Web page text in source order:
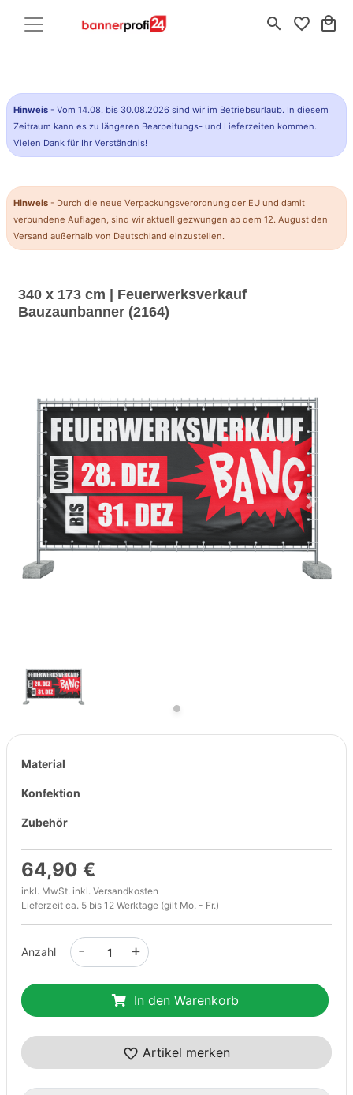
search favorite_border local_mall
Hinweis - Vom 14.08. bis 30.08.2026 sind wir im Betriebsurlaub. In diesem
Zeitraum kann es zu längeren Bearbeitungs- und Lieferzeiten kommen.
Vielen Dank für Ihr Verständnis!
Hinweis - Durch die neue Verpackungsverordnung der EU und damit
verbundene Auflagen, sind wir aktuell gezwungen ab dem 12. August den
Versand außerhalb von Deutschland einzustellen.
340 x 173 cm | Feuerwerksverkauf
Bauzaunbanner (2164)
Previous Next
Material
Konfektion
Zubehör
64,90 €
inkl. MwSt. inkl. Versandkosten
Lieferzeit ca. 5 bis 12 Werktage (gilt Mo. - Fr.)
Anzahl +
-
In den Warenkorb
Artikel merken